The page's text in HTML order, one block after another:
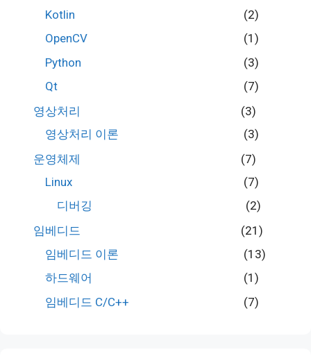
Kotlin
(2)
OpenCV
(1)
Python
(3)
Qt
(7)
영상처리
(3)
영상처리 이론
(3)
운영체제
(7)
Linux
(7)
디버깅
(2)
임베디드
(21)
임베디드 이론
(13)
하드웨어
(1)
임베디드 C/C++
(7)